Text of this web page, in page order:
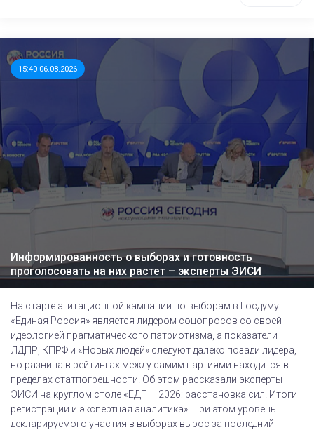
15:40 06.08.2026
Информированность о выборах и готовность
проголосовать на них растет – эксперты ЭИСИ
На старте агитационной кампании по выборам в Госдуму
«Единая Россия» является лидером соцопросов со своей
идеологией прагматического патриотизма, а показатели
ЛДПР, КПРФ и «Новых людей» следуют далеко позади лидера,
но разница в рейтингах между самим партиями находится в
пределах статпогрешности. Об этом рассказали эксперты
ЭИСИ на круглом столе «ЕДГ — 2026: расстановка сил. Итоги
регистрации и экспертная аналитика». При этом уровень
декларируемого участия в выборах вырос за последний